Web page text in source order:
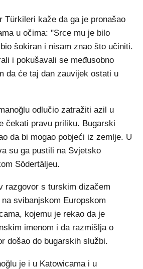
Türkileri kaže da ga je pronašao
u očima: "Srce mu je bilo
šokiran i nisam znao što učiniti.
i pokušavali se međusobno
da će taj dan zauvijek ostati u
odlučio zatražiti azil u
čekati pravu priliku. Bugarski
da bi mogao pobjeći iz zemlje. U
su ga pustili na Svjetsko
Södertäljeu.
razgovor s turskim dizačem
na svibanjskom Europskom
kojemu je rekao da je
imenom i da razmišlja o
došao do bugarskih službi.
je i u Katowicama i u